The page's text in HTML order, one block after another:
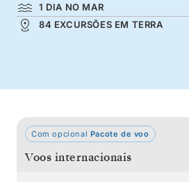
Marrocos, são imperdíveis,
pastel da cidade de Lisboa, à
1 DIA NO MAR
84 EXCURSÕES EM TERRA
Com opcional Pacote de voo
Voos internacionais